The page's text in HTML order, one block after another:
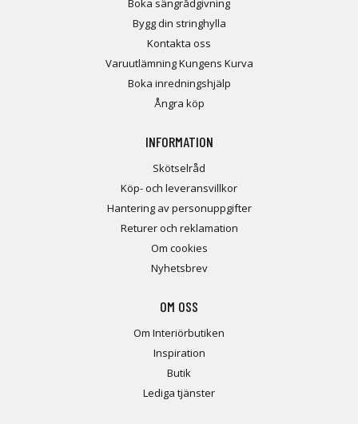
Boka sängrådgivning
Bygg din stringhylla
Kontakta oss
Varuutlämning Kungens Kurva
Boka inredningshjälp
Ångra köp
INFORMATION
Skötselråd
Köp- och leveransvillkor
Hantering av personuppgifter
Returer och reklamation
Om cookies
Nyhetsbrev
OM OSS
Om Interiörbutiken
Inspiration
Butik
Lediga tjänster